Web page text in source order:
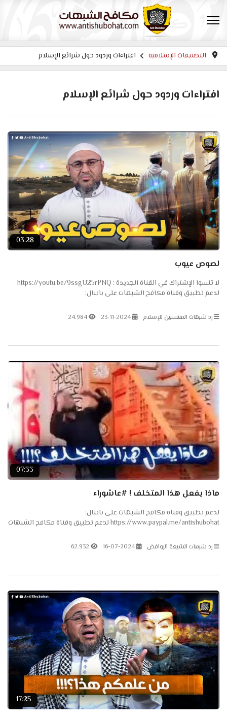
التصنيفات الإسلامية افتراءات وردود حول شرائع الإسلام
افتراءات وردود حول شرائع الإسلام
03:28
لصوص عيوب
لا تنسوا الإشتراك في القناة الجديدة : https://youtu.be/9ssgU25rPNQ
لدعم تطبيق وقناة مكافح الشبهات على بايبال:
رد شبهات المنتسبين للإسلام 23-11-2024
24.984
07:33
ماذا يفعل هذا المتخلف ! #عاشوراء
لدعم تطبيق وقناة مكافح الشبهات على بايبال:
https://www.paypal.me/antishubohat لدعم تطبيق وقناة مكافح الشبهات
فودافون...
رد شبهات الشيعة الروافض 16-07-2024
62.932
17:25